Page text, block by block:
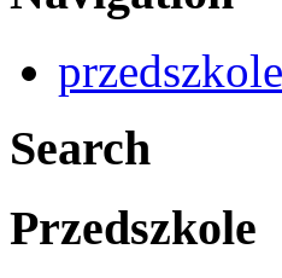
Search
Przedszkole